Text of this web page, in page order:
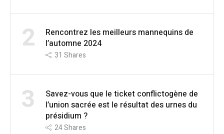
2
Rencontrez les meilleurs mannequins de
l’automne 2024
31 Shares
3
Savez-vous que le ticket conflictogène de
l’union sacrée est le résultat des urnes du
présidium ?
24Shares